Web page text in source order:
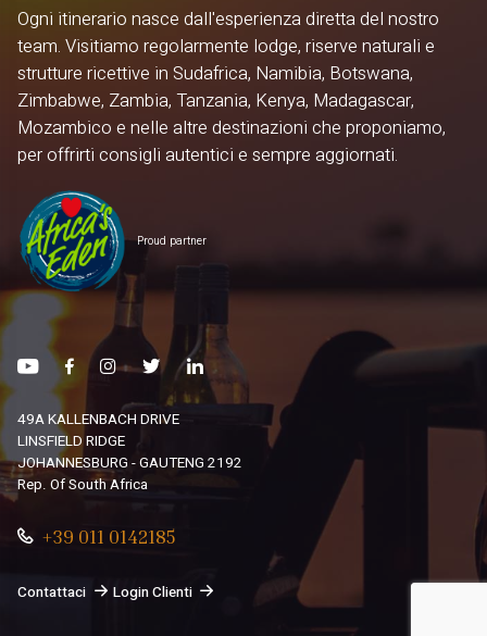
Ogni itinerario nasce dall'esperienza diretta del nostro
team. Visitiamo regolarmente lodge, riserve naturali e
strutture ricettive in Sudafrica, Namibia, Botswana,
Zimbabwe, Zambia, Tanzania, Kenya, Madagascar,
Mozambico e nelle altre destinazioni che proponiamo,
per offrirti consigli autentici e sempre aggiornati.
Proud partner
49A KALLENBACH DRIVE
LINSFIELD RIDGE
JOHANNESBURG - GAUTENG 2192
Rep. Of South Africa
+39 011 0142185
Contattaci Login Clienti